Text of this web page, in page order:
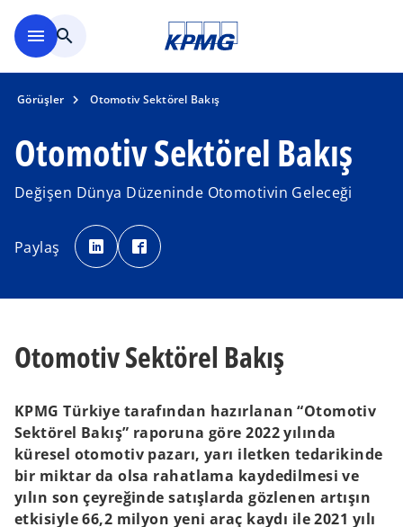
menu search
Görüşler Otomotiv Sektörel Bakış
Otomotiv Sektörel Bakış
Değişen Dünya Düzeninde Otomotivin Geleceği
Paylaş p
e
n
a
b
p
e
a
b
Otomotiv Sektörel Bakış
KPMG Türkiye tarafından hazırlanan “Otomotiv
Sektörel Bakış” raporuna göre 2022 yılında
küresel otomotiv pazarı, yarı iletken tedarikinde
bir miktar da olsa rahatlama kaydedilmesi ve
yılın son çeyreğinde satışlarda gözlenen artışın
etkisiyle 66,2 milyon yeni araç kaydı ile 2021 yılı